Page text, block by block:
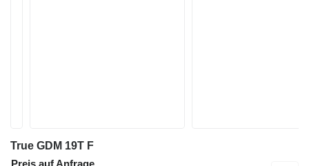
True GDM 19T F
Preis auf Anfrage